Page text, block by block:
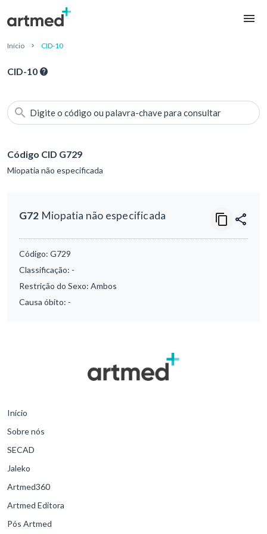
Início CID-10
CID-10
Digite o código ou palavra-chave para consultar
Código CID G729
Miopatia não especificada
G72 Miopatia não especificada
Código: G729
Classificação: -
Restrição do Sexo: Ambos
Causa óbito: -
Início
Sobre nós
SECAD
Jaleko
Artmed360
Artmed Editora
Pós Artmed